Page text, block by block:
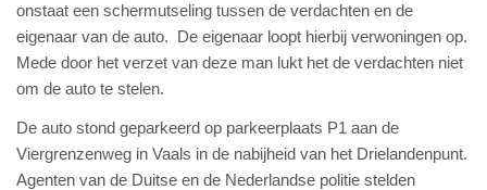
onstaat een schermutseling tussen de verdachten en de
eigenaar van de auto. De eigenaar loopt hierbij verwoningen op.
Mede door het verzet van deze man lukt het de verdachten niet
om de auto te stelen.
De auto stond geparkeerd op parkeerplaats P1 aan de
Viergrenzenweg in Vaals in de nabijheid van het Drielandenpunt.
Agenten van de Duitse en de Nederlandse politie stelden